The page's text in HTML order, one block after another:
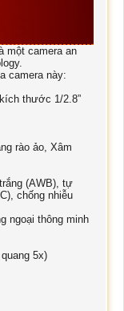
một camera an
camera này:
thước 1/2.8”
rào ảo, Xâm
(AWB), tự
chống nhiễu
ngoại thông minh
5x)